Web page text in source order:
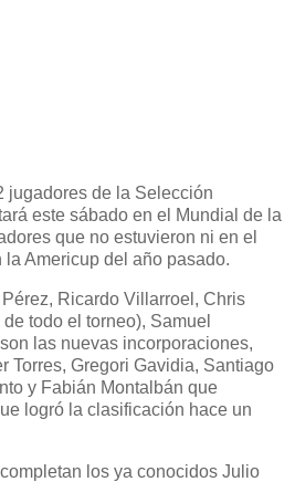
jugadores de la Selección
este sábado en el Mundial de la
que no estuvieron ni en el
Americup del año pasado.
Ricardo Villarroel, Chris
todo el torneo), Samuel
las nuevas incorporaciones,
Torres, Gregori Gavidia, Santiago
y Fabián Montalbán que
logró la clasificación hace un
los ya conocidos Julio